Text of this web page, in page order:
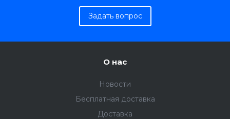
Задать вопрос
О нас
Новости
Бесплатная доставка
Доставка